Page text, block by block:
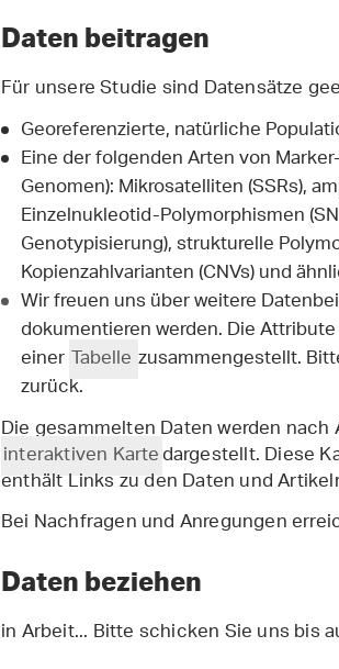
Daten beitragen
Für unsere Studie sind Datensätze
Georeferenzierte, natürliche
Eine der folgenden Arten von
Genomen): Mikrosatelliten (SSRs),
Einzelnukleotid-Polymorphismen
Genotypisierung), strukturelle
Kopienzahlvarianten (CNVs) und
Wir freuen uns über weitere
dokumentieren werden. Die
einerTabellezusammengestellt.
zurück.
Die gesammelten Daten werden
interaktiven Kartedargestellt. Diese
enthält Links zu den Daten und
Bei Nachfragen und Anregungen
Daten beziehen
in Arbeit... Bitte schicken Sie uns bis